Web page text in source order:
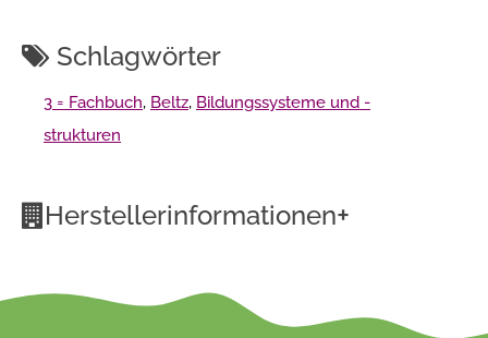
Schlagwörter
3 = Fachbuch, Beltz, Bildungssysteme und -
strukturen
Herstellerinformationen+